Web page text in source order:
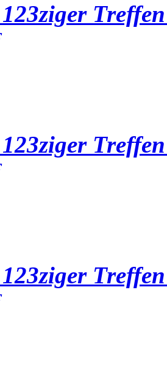
123ziger
123ziger
123ziger